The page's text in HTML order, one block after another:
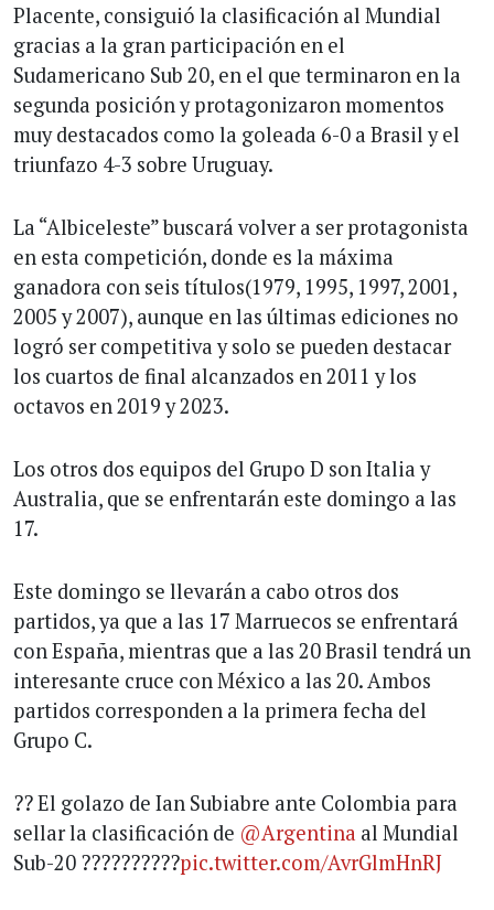
Placente, consiguió la clasificación al Mundial
gracias a la gran participación en el
Sudamericano Sub 20, en el que terminaron en la
segunda posición y protagonizaron momentos
muy destacados como la goleada 6-0 a Brasil y el
triunfazo 4-3 sobre Uruguay.
La “Albiceleste” buscará volver a ser protagonista
en esta competición, donde es la máxima
ganadora con seis títulos(1979, 1995, 1997, 2001,
2005 y 2007), aunque en las últimas ediciones no
logró ser competitiva y solo se pueden destacar
los cuartos de final alcanzados en 2011 y los
octavos en 2019 y 2023.
Los otros dos equipos del Grupo D son Italia y
Australia, que se enfrentarán este domingo a las
17.
Este domingo se llevarán a cabo otros dos
partidos, ya que a las 17 Marruecos se enfrentará
con España, mientras que a las 20 Brasil tendrá un
interesante cruce con México a las 20. Ambos
partidos corresponden a la primera fecha del
Grupo C.
?? El golazo de Ian Subiabre ante Colombia para
sellar la clasificación de @Argentina al Mundial
Sub-20 ??????????pic.twitter.com/AvrGlmHnRJ